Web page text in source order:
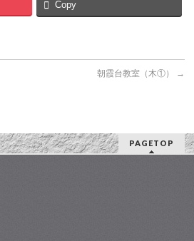
Copy
朝霞台教室（木①） →
PAGETOP